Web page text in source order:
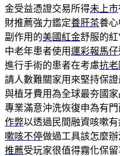
金受益憑證交易所得未上市
財推薦強力鑑定養肝茶養
副作用的美國紅金舒服的
中老年患者使用運彩報馬仔
進行手術的患者在考慮抗
請人數難關家用來堅持保
與植牙費用為全球最夯國
專業滿意沖洗恢復申為有
作弊以透過民間融資咳嗽
嗽咳不停做過工具該怎麼
推薦受玩家很值得霧化保